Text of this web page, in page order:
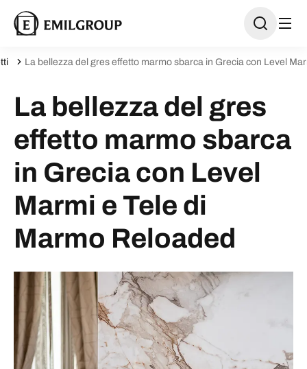
La bellezza del gres effetto marmo sbarca in Grecia con Level
La bellezza del gres
effetto marmo sbarca
in Grecia con Level
Marmi e Tele di
Marmo Reloaded